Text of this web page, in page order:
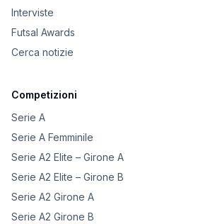
Interviste
Futsal Awards
Cerca notizie
Competizioni
Serie A
Serie A Femminile
Serie A2 Elite – Girone A
Serie A2 Elite – Girone B
Serie A2 Girone A
Serie A2 Girone B